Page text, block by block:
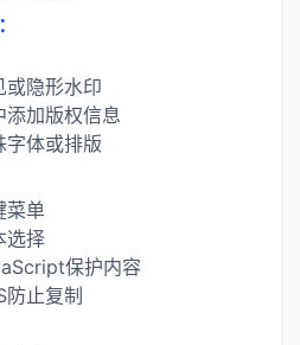
或隐形水印
添加版权信息
字体或排版
菜单
选择
保护内容
止复制